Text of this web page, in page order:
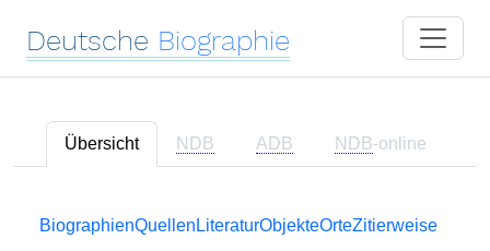
Deutsche Biographie
Übersicht NDB ADB NDB-online
BiographienQuellen LiteraturObjekteOrteZitierweise